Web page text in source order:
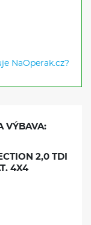
NaOperak.cz?
VÝBAVA:
2,0 TDI
4X4